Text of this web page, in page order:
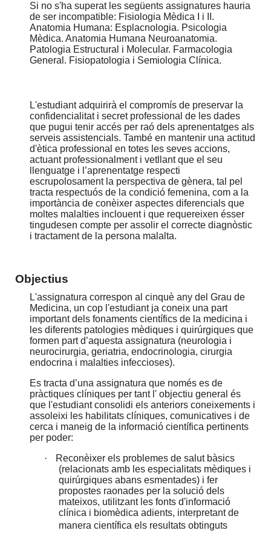
Si no s'ha superat les següents assignatures hauria
de ser incompatible: Fisiologia Mèdica I i II.
Anatomia Humana: Esplacnologia. Psicologia
Mèdica. Anatomia Humana Neuroanatomia.
Patologia Estructural i Molecular. Farmacologia
General. Fisiopatologia i Semiologia Clínica.
L'estudiant adquirirà el compromís de preservar la
confidencialitat i secret professional de les dades
que pugui tenir accés per raó dels aprenentatges als
serveis assistencials. També en mantenir una actitud
d'ètica professional en totes les seves accions,
actuant professionalment i vetllant que el seu
llenguatge i l’aprenentatge respecti
escrupolosament la perspectiva de gènera, tal pel
tracta respectuós de la condició femenina, com a la
importància de conèixer aspectes diferencials que
moltes malalties inclouent i que requereixen ésser
tingudesen compte per assolir el correcte diagnòstic
i tractament de la persona malalta.
Objectius
L'assignatura correspon al cinquè any del Grau de
Medicina, un cop l'estudiant ja coneix una part
important dels fonaments científics de la medicina i
les diferents patologies mèdiques i quirúrgiques que
formen part d’aquesta assignatura (neurologia i
neurocirurgia, geriatria, endocrinologia, cirurgia
endocrina i malalties infeccioses).
Es tracta d’una assignatura que només es de
pràctiques clíniques per tant l' objectiu general és
que l'estudiant consolidi els anteriors coneixements i
assoleixi les habilitats clíniques, comunicatives i de
cerca i maneig de la informació científica pertinents
per poder:
·
Reconèixer els problemes de salut bàsics
(relacionats amb les especialitats mèdiques i
quirúrgiques abans esmentades) i fer
propostes raonades per la solució dels
mateixos, utilitzant les fonts d'informació
clínica i biomèdica adients, interpretant de
manera científica els resultats obtinguts